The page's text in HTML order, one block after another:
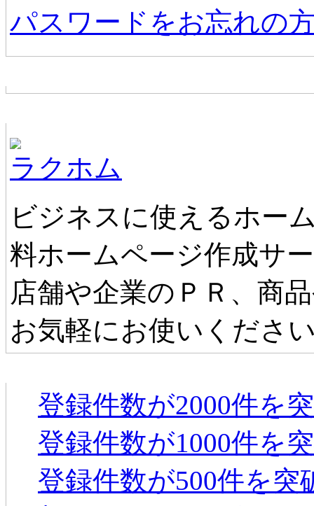
パスワードをお忘れの
ラクホム
ビジネスに使えるホー
料ホームページ作成サ
店舗や企業のＰＲ、商
お気軽にお使いくださ
登録件数が2000件を
登録件数が1000件を
登録件数が500件を突